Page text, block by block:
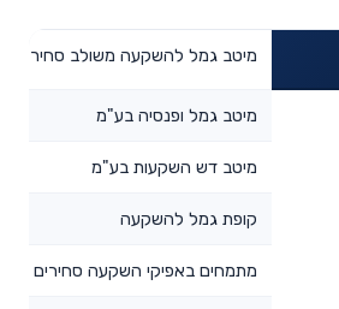
מיטב גמל להשקעה משולב סחיר
מיטב גמל ופנסיה בע"מ
מיטב דש השקעות בע"מ
קופת גמל להשקעה
מתמחים באפיקי השקעה סחירים